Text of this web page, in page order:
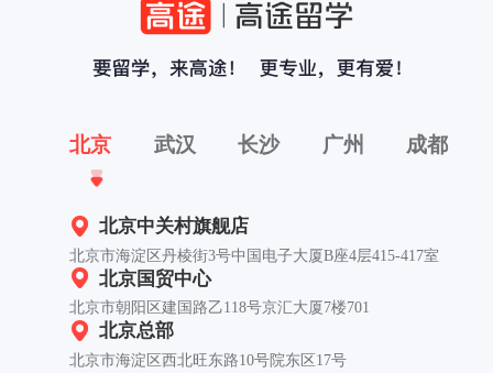
北京 武汉 长沙 广州 成都
北京中关村旗舰店
北京市海淀区丹棱街3号中国电子大厦B座4层415-417室
北京国贸中心
北京市朝阳区建国路乙118号京汇大厦7楼701
北京总部
北京市海淀区西北旺东路10号院东区17号